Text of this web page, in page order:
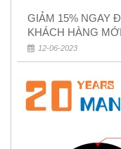
GIẢM 15% NGAY
KHÁCH HÀNG
12-06-2023